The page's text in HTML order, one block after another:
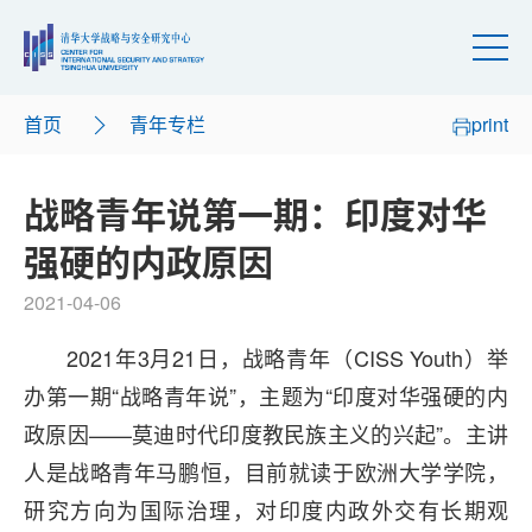
首页 青年专栏 print
战略青年说第一期：印度对华
强硬的内政原因
2021-04-06
2021年3月21日，战略青年（CISS Youth）举
办第一期“战略青年说”，主题为“印度对华强硬的内
政原因——莫迪时代印度教民族主义的兴起”。主讲
人是战略青年马鹏恒，目前就读于欧洲大学学院，
研究方向为国际治理，对印度内政外交有长期观